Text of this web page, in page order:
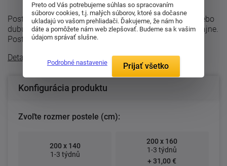
Posteľ Mona s plným čelom . Vyrába sa z buku-cink alebo
dubu so štruktúrou dreva v modernom parketovom dizajne.
Posteľ sa vyrába z bukového ...
Detailný popis
Konfigurácia produktu
Zvoľte rozmer postele (cm):
200 x 140
1-3 týdnů
200 x 160
1-3 týdnů
+ 31,00 €
Preto od Vás potrebujeme súhlas so spracovaním
súborov cookies, t.j. malých súborov, ktoré sa dočasne
ukladajú vo vašom prehliadači. Ďakujeme, že nám ho
dáte a pomôžete nám web zlepšovať. Budeme sa k vašim
údajom správať slušne.
Podrobné nastavenie Prijať všetko